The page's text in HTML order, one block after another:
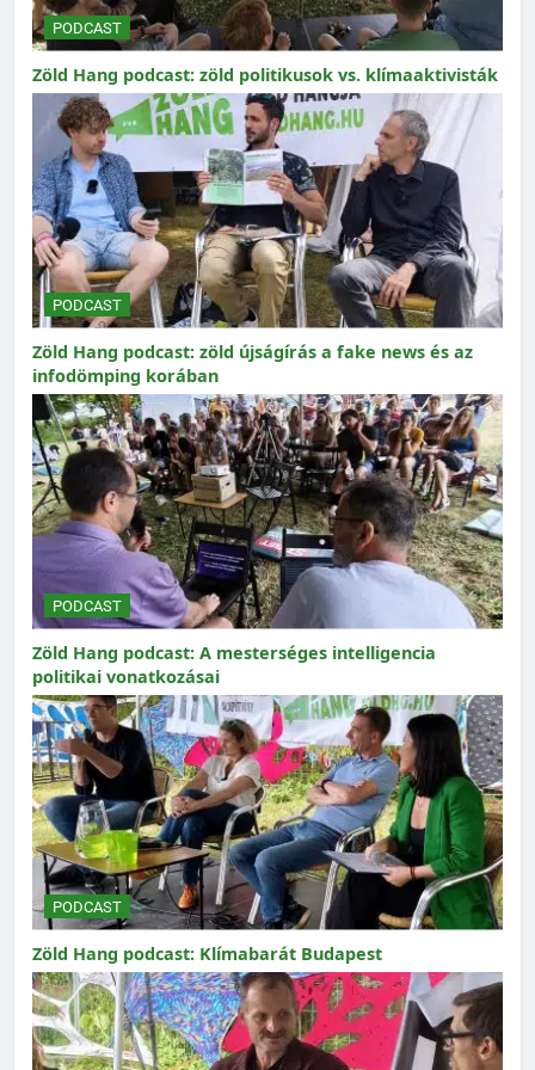
PODCAST
Zöld Hang podcast: zöld politikusok vs. klímaaktivisták
PODCAST
Zöld Hang podcast: zöld újságírás a fake news és az
infodömping korában
PODCAST
Zöld Hang podcast: A mesterséges intelligencia
politikai vonatkozásai
PODCAST
Zöld Hang podcast: Klímabarát Budapest